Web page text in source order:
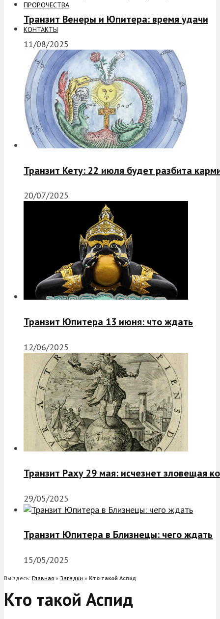
ПРОРОЧЕСТВА
КОНТАКТЫ
Транзит Венеры и Юпитера: время удачи
11/08/2025
Транзит Кету: 22 июля будет разбита
20/07/2025
Транзит Юпитера 13 июня: что ждать
12/06/2025
Транзит Раху 29 мая: исчезнет зловещая
29/05/2025
Транзит Юпитера в Близнецы: чего ждать
15/05/2025
Вы здесь: Главная » Загадки » Кто такой Аспид
Кто такой Аспид